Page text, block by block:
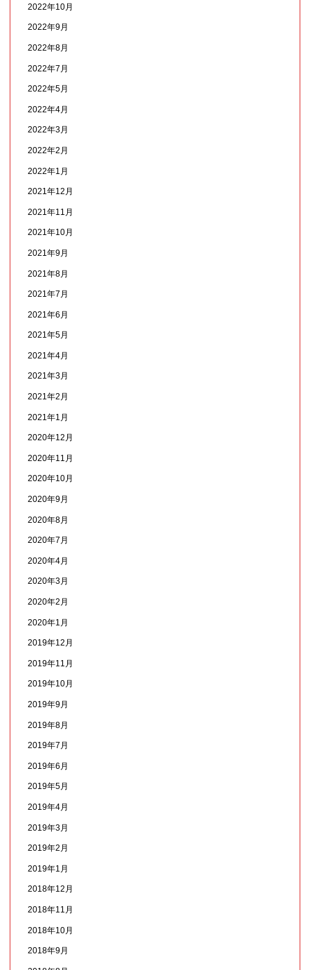
2022年10月
2022年9月
2022年8月
2022年7月
2022年5月
2022年4月
2022年3月
2022年2月
2022年1月
2021年12月
2021年11月
2021年10月
2021年9月
2021年8月
2021年7月
2021年6月
2021年5月
2021年4月
2021年3月
2021年2月
2021年1月
2020年12月
2020年11月
2020年10月
2020年9月
2020年8月
2020年7月
2020年4月
2020年3月
2020年2月
2020年1月
2019年12月
2019年11月
2019年10月
2019年9月
2019年8月
2019年7月
2019年6月
2019年5月
2019年4月
2019年3月
2019年2月
2019年1月
2018年12月
2018年11月
2018年10月
2018年9月